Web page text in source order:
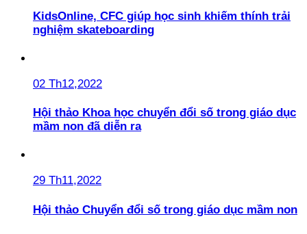
KidsOnline, CFC giúp học sinh khiếm thính trải
nghiệm skateboarding
02 Th12,2022
Hội thảo Khoa học chuyển đổi số trong giáo dục
mầm non đã diễn ra
29 Th11,2022
Hội thảo Chuyển đổi số trong giáo dục mầm non